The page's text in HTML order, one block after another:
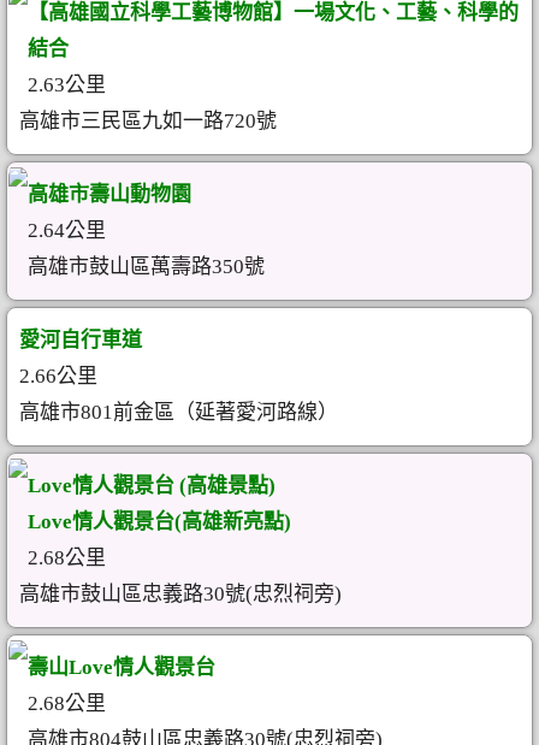
【高雄國立科學工藝博物館】一場文化、工藝、科學的
結合
2.63公里
高雄市三民區九如一路720號
高雄市壽山動物園
2.64公里
高雄市鼓山區萬壽路350號
愛河自行車道
2.66公里
高雄市801前金區（延著愛河路線）
Love情人觀景台 (高雄景點)
Love情人觀景台(高雄新亮點)
2.68公里
高雄市鼓山區忠義路30號(忠烈祠旁)
壽山Love情人觀景台
2.68公里
高雄市804鼓山區忠義路30號(忠烈祠旁)